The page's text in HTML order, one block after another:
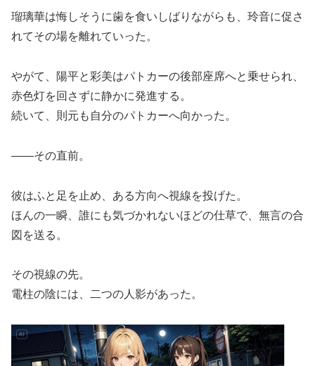
瑠璃華は悔しそうに歯を食いしばりながらも、玲音に促さ
れてその場を離れていった。
やがて、陽平と彩美はパトカーの後部座席へと乗せられ、
赤色灯を回さずに静かに発進する。
続いて、則元も自分のパトカーへ向かった。
――その直前。
彼はふと足を止め、ある方向へ視線を投げた。
ほんの一瞬、誰にも気づかれないほどの仕草で、無言の合
図を送る。
その視線の先。
電柱の陰には、二つの人影があった。